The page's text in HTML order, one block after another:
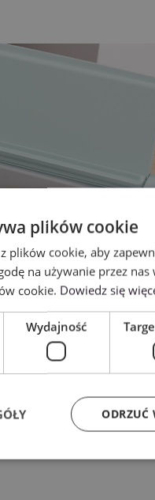
plików cookie
plików cookie, aby
na używanie przez
cookie. Dowiedz się
Wydajność
ODRZUĆ